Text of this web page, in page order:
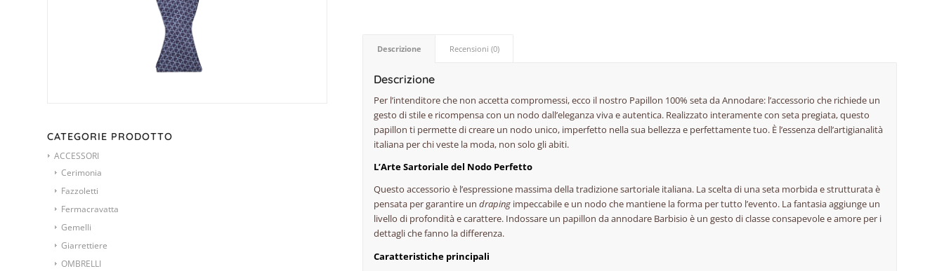
CATEGORIE PRODOTTO
ACCESSORI
Cerimonia
Fazzoletti
Fermacravatta
Gemelli
Giarrettiere
OMBRELLI
Descrizione Recensioni (0)
Descrizione
Per l’intenditore che non accetta compromessi, ecco il nostro Papillon 100% seta da Annodare: l’accessorio che richiede un
gesto di stile e ricompensa con un nodo dall’eleganza viva e autentica. Realizzato interamente con seta pregiata, questo
papillon ti permette di creare un nodo unico, imperfetto nella sua bellezza e perfettamente tuo. È l’essenza dell’artigianalità
italiana per chi veste la moda, non solo gli abiti.
L’Arte Sartoriale del Nodo Perfetto
Questo accessorio è l’espressione massima della tradizione sartoriale italiana. La scelta di una seta morbida e strutturata è
pensata per garantire undraping impeccabile e un nodo che mantiene la forma per tutto l’evento. La fantasia aggiunge un
livello di profondità e carattere. Indossare un papillon da annodare Barbisio è un gesto di classe consapevole e amore per i
dettagli che fanno la differenza.
Caratteristiche principali